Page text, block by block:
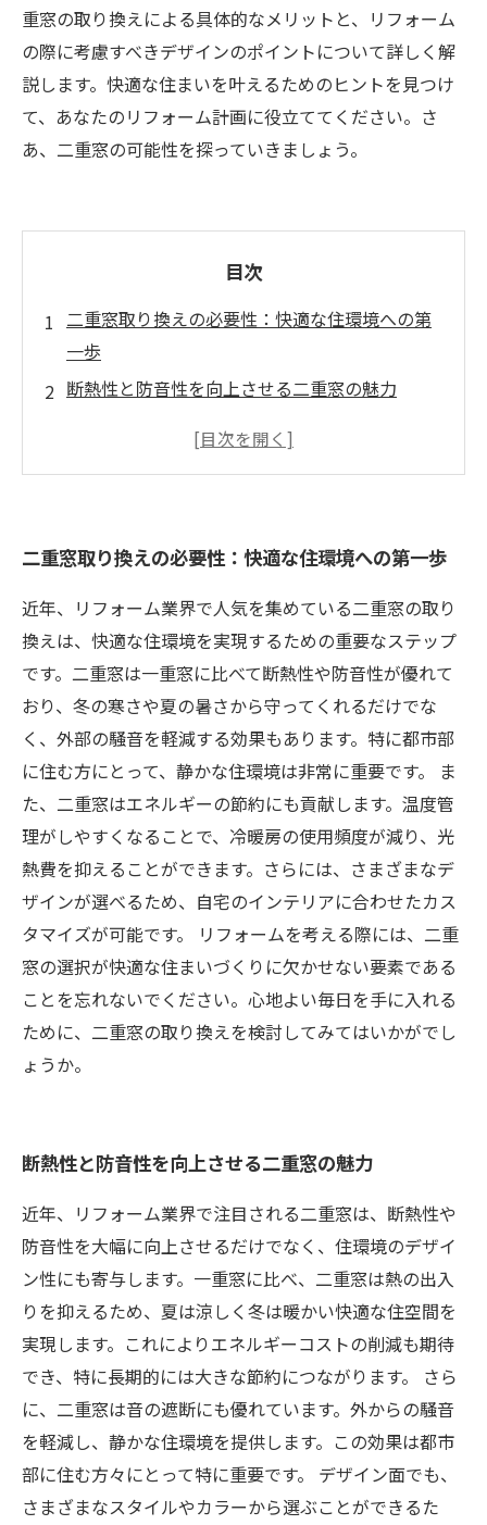
重窓の取り換えによる具体的なメリットと、リフォーム
の際に考慮すべきデザインのポイントについて詳しく解
説します。快適な住まいを叶えるためのヒントを見つけ
て、あなたのリフォーム計画に役立ててください。さ
あ、二重窓の可能性を探っていきましょう。
目次
二重窓取り換えの必要性：快適な住環境への第
一歩
断熱性と防音性を向上させる二重窓の魅力
エネルギーを節約するための二重窓の効果
快適な住まいを実現する二重窓の成功事例
二重窓取り換えの完璧ガイド：あなたの住空間
を再発見
二重窓取り換えの必要性：快適な住環境への第一歩
近年、リフォーム業界で人気を集めている二重窓の取り
換えは、快適な住環境を実現するための重要なステップ
です。二重窓は一重窓に比べて断熱性や防音性が優れて
おり、冬の寒さや夏の暑さから守ってくれるだけでな
く、外部の騒音を軽減する効果もあります。特に都市部
に住む方にとって、静かな住環境は非常に重要です。 ま
た、二重窓はエネルギーの節約にも貢献します。温度管
理がしやすくなることで、冷暖房の使用頻度が減り、光
熱費を抑えることができます。さらには、さまざまなデ
ザインが選べるため、自宅のインテリアに合わせたカス
タマイズが可能です。 リフォームを考える際には、二重
窓の選択が快適な住まいづくりに欠かせない要素である
ことを忘れないでください。心地よい毎日を手に入れる
ために、二重窓の取り換えを検討してみてはいかがでし
ょうか。
断熱性と防音性を向上させる二重窓の魅力
近年、リフォーム業界で注目される二重窓は、断熱性や
防音性を大幅に向上させるだけでなく、住環境のデザイ
ン性にも寄与します。一重窓に比べ、二重窓は熱の出入
りを抑えるため、夏は涼しく冬は暖かい快適な住空間を
実現します。これによりエネルギーコストの削減も期待
でき、特に長期的には大きな節約につながります。 さら
に、二重窓は音の遮断にも優れています。外からの騒音
を軽減し、静かな住環境を提供します。この効果は都市
部に住む方々にとって特に重要です。 デザイン面でも、
さまざまなスタイルやカラーから選ぶことができるた